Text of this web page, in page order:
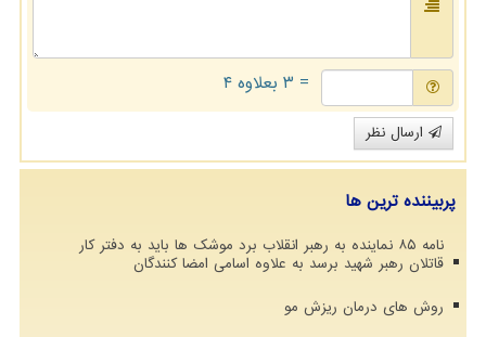
= ۳ بعلاوه ۴
ارسال نظر
پربیننده ترین ها
نامه ۸۵ نماینده به رهبر انقلاب برد موشک ها باید به دفتر کار
قاتلان رهبر شهید برسد به علاوه اسامی امضا کنندگان
روش های درمان ریزش مو